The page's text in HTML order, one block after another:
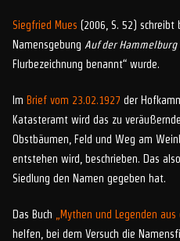
Siegfried Mues (2006, S. 52) schreibt
Namensgebung Auf der Hammelburg
Flurbezeichnung benannt“ wurde.
Im Brief vom 23.02.1927 der
Katasteramt wird das zu
Obstbäumen, Feld und Weg am
entstehen wird, beschrieben. Das
Siedlung den Namen gegeben hat.
Das Buch „Mythen und Legenden aus
helfen, bei dem Versuch die